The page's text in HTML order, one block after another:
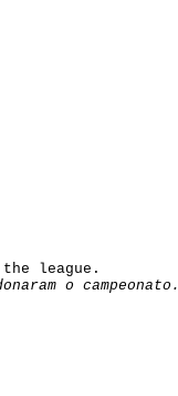
the league .
o campeonato.